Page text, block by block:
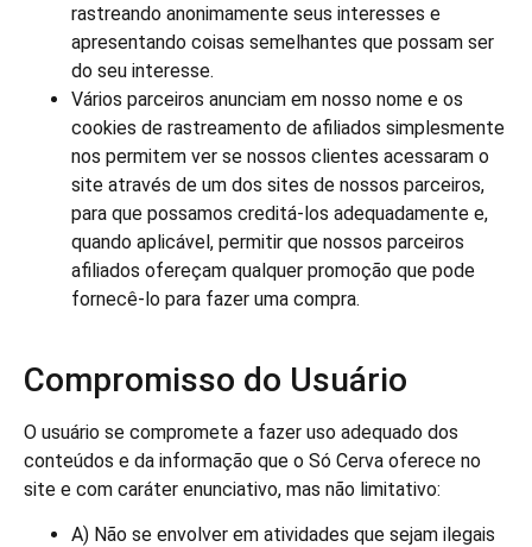
rastreando anonimamente seus interesses e
apresentando coisas semelhantes que possam ser
do seu interesse.
Vários parceiros anunciam em nosso nome e os
cookies de rastreamento de afiliados simplesmente
nos permitem ver se nossos clientes acessaram o
site através de um dos sites de nossos parceiros,
para que possamos creditá-los adequadamente e,
quando aplicável, permitir que nossos parceiros
afiliados ofereçam qualquer promoção que pode
fornecê-lo para fazer uma compra.
Compromisso do Usuário
O usuário se compromete a fazer uso adequado dos
conteúdos e da informação que o Só Cerva oferece no
site e com caráter enunciativo, mas não limitativo:
A) Não se envolver em atividades que sejam ilegais